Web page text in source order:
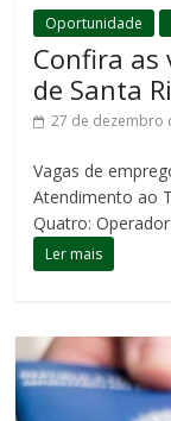
Oportunidade
Confira as
de Santa
27 de dezembro
Vagas de
Atendimento ao
Quatro:
Ler mais